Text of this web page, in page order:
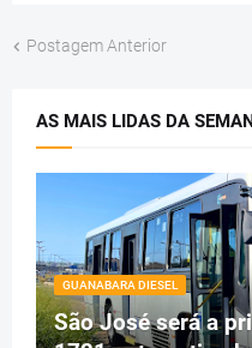
Postagem Anterior
AS MAIS LIDAS DA
GUANABARA DIESEL
São José será a